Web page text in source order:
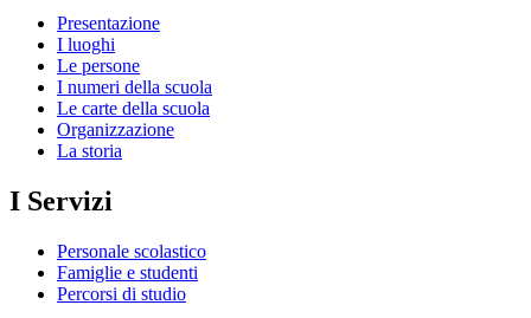
Presentazione
I luoghi
Le persone
I numeri della scuola
Le carte della scuola
Organizzazione
La storia
I Servizi
Personale scolastico
Famiglie e studenti
Percorsi di studio